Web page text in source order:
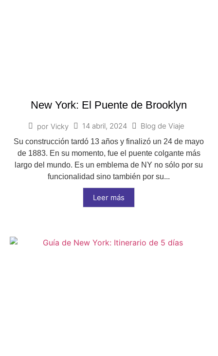
New York: El Puente de Brooklyn
por Vicky 14 abril, 2024 Blog de Viaje
Su construcción tardó 13 años y finalizó un 24 de mayo
de 1883. En su momento, fue el puente colgante más
largo del mundo. Es un emblema de NY no sólo por su
funcionalidad sino también por su...
Leer más